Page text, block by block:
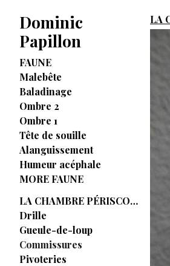
Dominic
Papillon
FAUNE
Malebête
Baladinage
Ombre 2
Ombre 1
Tête de souille
Alanguissement
Humeur acéphale
MORE FAUNE
LA CHAMBRE PÉRISCOPIQUE
Drille
Gueule-de-loup
Commissures
Pivoteries
LA